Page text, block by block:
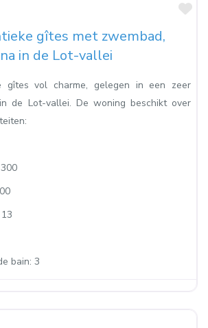
gîtes met zwembad,
in de Lot-vallei
gîtes vol charme, gelegen in een zeer
de Lot-vallei. De woning beschikt over
300
13
bain: 3